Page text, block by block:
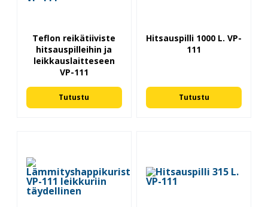
Teflon reikätiiviste
hitsauspilleihin ja
leikkauslaitteseen
VP-111
Tutustu
Hitsauspilli 1000 L. VP-
111
Tutustu